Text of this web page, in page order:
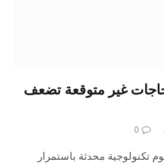
الواي فاي .. 10 حاجات غير متوقعة تضعف
0
تكنولوجية محدثة باستمرار